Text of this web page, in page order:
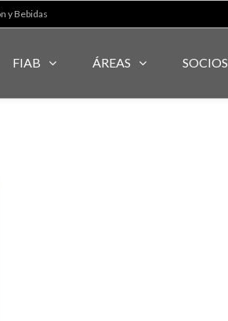
y Bebidas
FIAB ÁREAS SOCIOS